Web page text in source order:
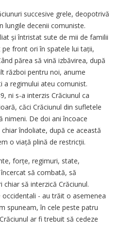
succesive grele, deopotrivă
lungile decenii comuniste.
și întristat sute de mii de familii
front ori în spatele lui tații,
părea să vină izbăvirea, după
război pentru noi, anume
a regimului ateu comunist.
ni s-a interzis Crăciunul ca
căci Crăciunul din sufletele
nimeni. De doi ani încoace
îndoliate, după ce această
o viață plină de restricții.
forțe, regimuri, state,
să combată, să
să interzică Crăciunul.
- au trăit o asemenea
spuneam, în cele peste patru
ar fi trebuit să cedeze